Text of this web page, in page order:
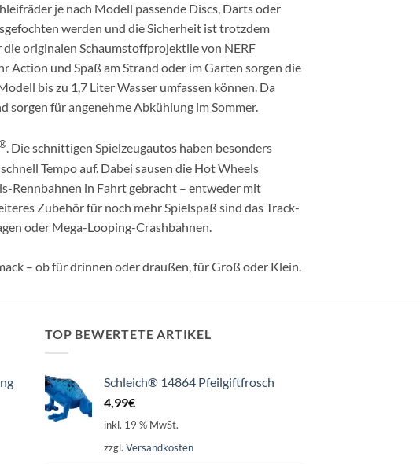
je nach Modell passende Discs, Darts oder
werden und die Sicherheit ist trotzdem
originalen Schaumstoffprojektile von NERF
Action und Spaß am Strand oder im Garten sorgen die
bis zu 1,7 Liter Wasser umfassen können. Da
sorgen für angenehme Abkühlung im Sommer.
. Die schnittigen Spielzeugautos haben besonders
Tempo auf. Dabei sausen die Hot Wheels
Rennbahnen in Fahrt gebracht – entweder mit
Zubehör für noch mehr Spielspaß sind das Track-
oder Mega-Looping-Crashbahnen.
– ob für drinnen oder draußen, für Groß oder Klein.
TOP BEWERTETE ARTIKEL
Schleich® 14864 Pfeilgiftfrosch
4,99€
inkl. 19 % MwSt.
zzgl. Versandkosten